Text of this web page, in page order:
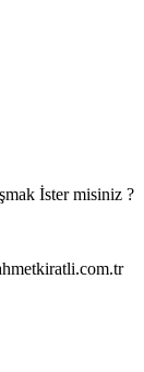
İster misiniz ?